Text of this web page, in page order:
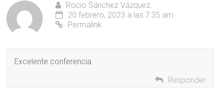
Rocio Sánchez Vázquez.
20 febrero, 2023 a las 7:35 am
Permalink
Excelente conferencia.
Responder